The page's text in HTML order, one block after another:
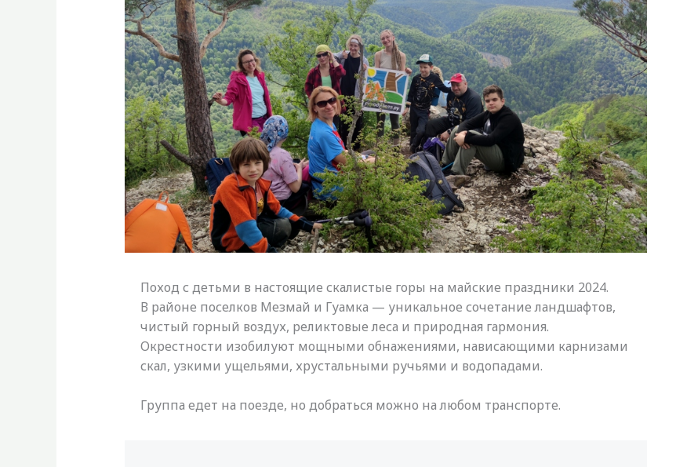
Поход с детьми в настоящие скалистые горы на майские праздники 2024.
В районе поселков Мезмай и Гуамка — уникальное сочетание ландшафтов,
чистый горный воздух, реликтовые леса и природная гармония.
Окрестности изобилуют мощными обнажениями, нависающими карнизами
скал, узкими ущельями, хрустальными ручьями и водопадами.
Группа едет на поезде, но добраться можно на любом транспорте.